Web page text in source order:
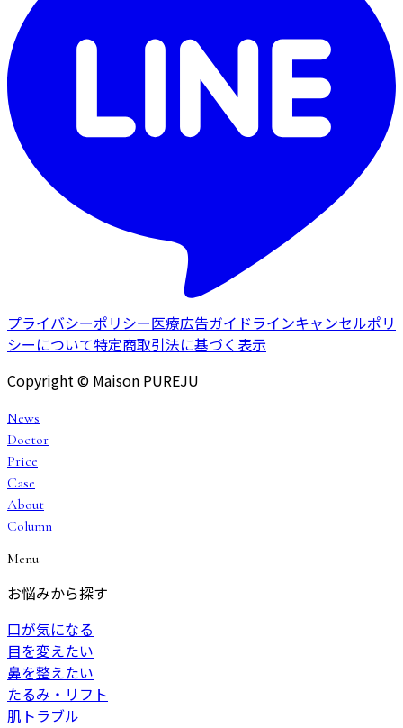
プライバシーポリシー医療広告ガイドラインキャンセルポリ
シーについて特定商取引法に基づく表示
Copyright © Maison PUREJU
News
Doctor
Price
Case
About
Column
Menu
お悩みから探す
口が気になる
目を変えたい
鼻を整えたい
たるみ・リフト
肌トラブル